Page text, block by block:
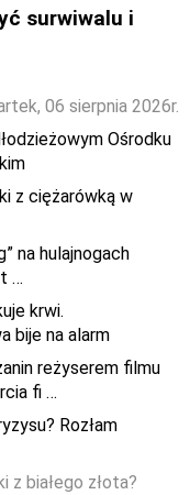
surwiwalu i
06 sierpnia 2026r.
Ośrodku
z ciężarówką w
na hulajnogach
…
krwi.
bije na alarm
reżyserem filmu
fi …
Rozłam
z białego złota?